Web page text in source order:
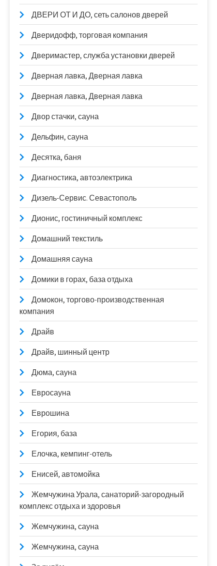
ДВЕРИ ОТ И ДО, сеть салонов дверей
Дверидофф, торговая компания
Дверимастер, служба установки дверей
Дверная лавка, Дверная лавка
Дверная лавка, Дверная лавка
Двор стачки, сауна
Дельфин, сауна
Десятка, баня
Диагностика, автоэлектрика
Дизель-Сервис. Севастополь
Дионис, гостиничный комплекс
Домашний текстиль
Домашняя сауна
Домики в горах, база отдыха
Домокон, торгово-производственная
компания
Драйв
Драйв, шинный центр
Дюма, сауна
Евросауна
Еврошина
Егория, база
Елочка, кемпинг-отель
Енисей, автомойка
Жемчужина Урала, санаторий-загородный
комплекс отдыха и здоровья
Жемчужина, сауна
Жемчужина, сауна